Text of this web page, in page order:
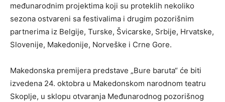
međunarodnim projektima koji su proteklih nekoliko
sezona ostvareni sa festivalima i drugim pozorišnim
partnerima iz Belgije, Turske, Švicarske, Srbije, Hrvatske,
Slovenije, Makedonije, Norveške i Crne Gore.
Makedonska premijera predstave „Bure baruta“ će biti
izvedena 24. oktobra u Makedonskom narodnom teatru
Skoplje, u sklopu otvaranja Međunarodnog pozorišnog